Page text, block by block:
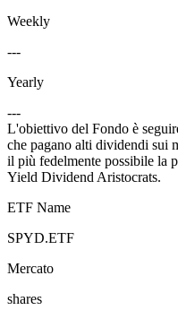
Weekly
---
Yearly
---
L'obiettivo del Fondo è
che pagano alti dividendi sui
il più fedelmente possibile la
Yield Dividend Aristocrats.
ETF Name
SPYD.ETF
Mercato
shares